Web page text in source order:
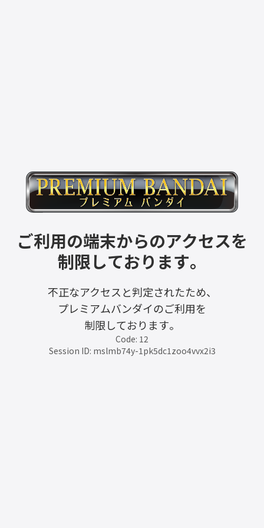
ご利用の端末からのアクセスを
制限しております。
不正なアクセスと判定されたため、
プレミアムバンダイのご利用を
制限しております。
Code: 12
Session ID: mslmb74y-1pk5dc1zoo4vvx2i3